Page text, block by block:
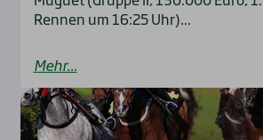
Rennen um 16:25 Uhr)...
Mehr...